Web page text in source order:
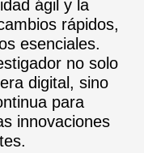
ágil y la
rápidos,
esenciales.
no solo
digital, sino
para
innovaciones